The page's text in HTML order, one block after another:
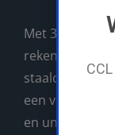
Met 30 jaar
rekenen als
een volledig
en unieke